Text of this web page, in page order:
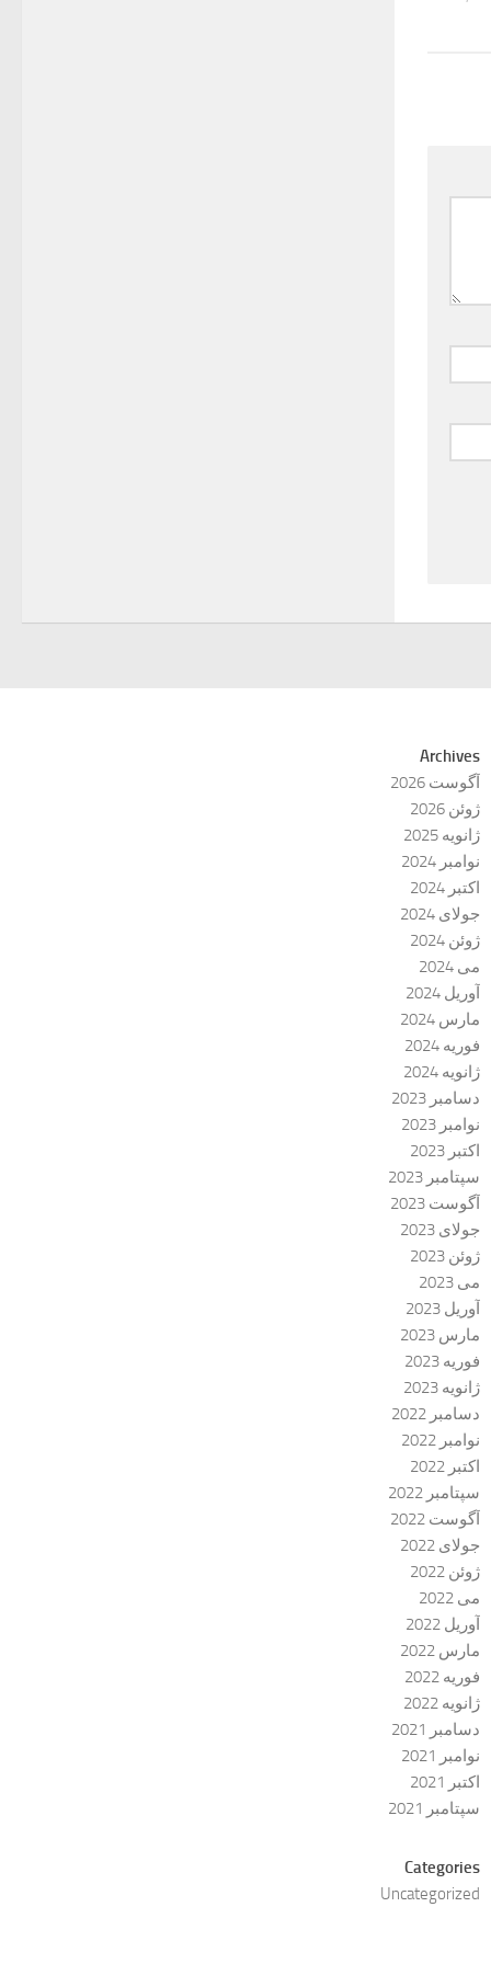
Archives
آگوست 2026
ژوئن 2026
ژانویه 2025
نوامبر 2024
اکتبر 2024
جولای 2024
ژوئن 2024
می 2024
آوریل 2024
مارس 2024
فوریه 2024
ژانویه 2024
دسامبر 2023
نوامبر 2023
اکتبر 2023
سپتامبر 2023
آگوست 2023
جولای 2023
ژوئن 2023
می 2023
آوریل 2023
مارس 2023
فوریه 2023
ژانویه 2023
دسامبر 2022
نوامبر 2022
اکتبر 2022
سپتامبر 2022
آگوست 2022
جولای 2022
ژوئن 2022
می 2022
آوریل 2022
مارس 2022
فوریه 2022
ژانویه 2022
دسامبر 2021
نوامبر 2021
اکتبر 2021
سپتامبر 2021
Categories
Uncategorized